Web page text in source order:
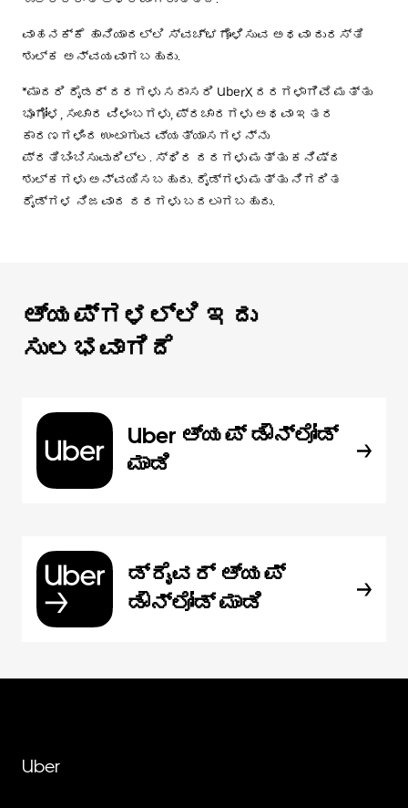
ವಾಹನಕ್ಕೆ ಹಾನಿಯಾದಲ್ಲಿ ಸ್ವಚ್ಛಗೊಳಿಸುವ ಅಥವಾ ದುರಸ್ತಿ
ಶುಲ್ಕ ಅನ್ವಯವಾಗಬಹುದು.
*ಮಾದರಿ ರೈಡರ್ ದರಗಳು ಸರಾಸರಿ UberX ದರಗಳಾಗಿವೆ ಮತ್ತು
ಭೂಗೋಳ, ಸಂಚಾರ ವಿಳಂಬಗಳು, ಪ್ರಚಾರಗಳು ಅಥವಾ ಇತರ
ಕಾರಣಗಳಿಂದ ಉಂಟಾಗುವ ವ್ಯತ್ಯಾಸಗಳನ್ನು
ಪ್ರತಿಬಿಂಬಿಸುವುದಿಲ್ಲ. ಸ್ಥಿರ ದರಗಳು ಮತ್ತು ಕನಿಷ್ಠ
ಶುಲ್ಕಗಳು ಅನ್ವಯಿಸಬಹುದು. ರೈಡ್‌ಗಳು ಮತ್ತು ನಿಗದಿತ
ರೈಡ್‌ಗಳ ನಿಜವಾದ ದರಗಳು ಬದಲಾಗಬಹುದು.
ಆ್ಯಪ್‌‌ಗಳಲ್ಲಿ ಇದು
ಸುಲಭವಾಗಿದೆ
Uber ಆ್ಯಪ್‍ ಡೌನ್‌ಲೋಡ್
ಮಾಡಿ
ಡ್ರೈವರ್ ಆ್ಯಪ್
ಡೌನ್‌ಲೋಡ್ ಮಾಡಿ
Uber